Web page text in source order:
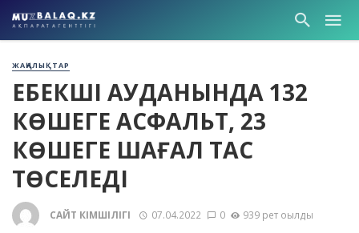
ЖАҢАЛЫҚТАР
ЕҢБЕКШІ АУДАНЫНДА 132
КӨШЕГЕ АСФАЛЬТ, 23
КӨШЕГЕ ШАҒАЛ ТАС
ТӨСЕЛЕДІ
САЙТ ӘКІМШІЛІГІ 07.04.2022 0 939 рет оқылды